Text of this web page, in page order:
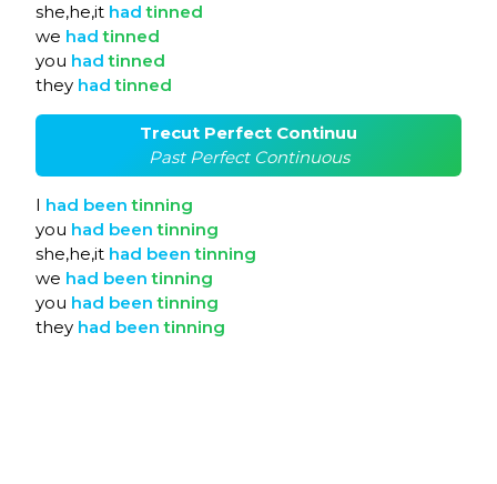
she,he,it hadtinned
we hadtinned
you hadtinned
they hadtinned
Trecut Perfect Continuu
Past Perfect Continuous
I had beentinning
you had beentinning
she,he,it had beentinning
we had beentinning
you had beentinning
they had beentinning